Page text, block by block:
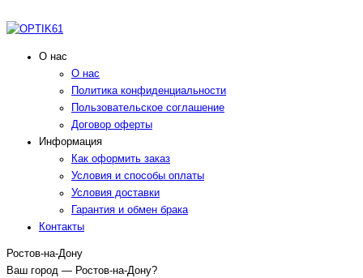
О нас
О нас
Политика конфиденциальности
Пользовательское соглашение
Договор оферты
Информация
Как оформить заказ
Условия и способы оплаты
Условия доставки
Гарантия и обмен брака
Контакты
Ростов-на-Дону
Ваш город — Ростов-на-Дону?